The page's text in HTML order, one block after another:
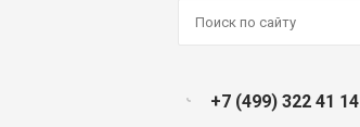
+7 (499) 322 41 14